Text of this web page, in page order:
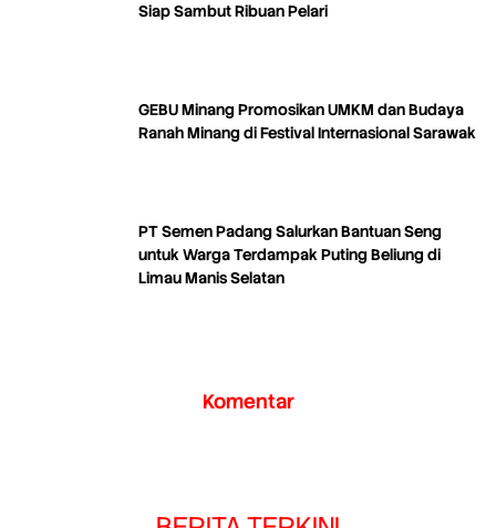
Siap Sambut Ribuan Pelari
GEBU Minang Promosikan UMKM dan Budaya
Ranah Minang di Festival Internasional Sarawak
PT Semen Padang Salurkan Bantuan Seng
untuk Warga Terdampak Puting Beliung di
Limau Manis Selatan
Komentar